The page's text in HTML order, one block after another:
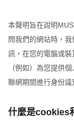
本聲明旨在說明
問我們的網站時，
訊，在您的電腦或
（例如）為您提供
聯網期間進行身份識
什麼是cookies